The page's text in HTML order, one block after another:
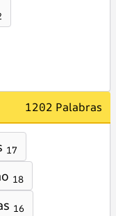
1202 Palabras
17
18
16